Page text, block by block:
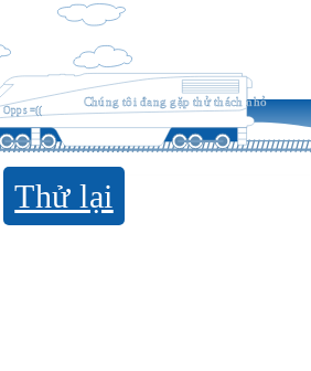
Opps =((
Chúng tôi đang gặp thử thách nhỏ
Thử lại